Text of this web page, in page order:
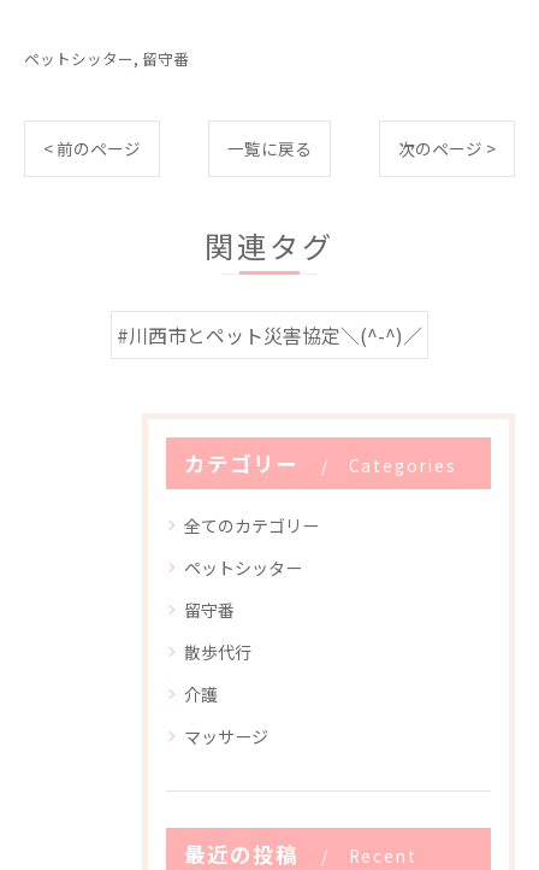
ペットシッター 留守番
< 前のページ 一覧に戻る 次のページ >
関連タグ
#川西市とペット災害協定＼(^-^)／
カテゴリー Categories
全てのカテゴリー
ペットシッター
留守番
散歩代行
介護
マッサージ
最近の投稿
Recent